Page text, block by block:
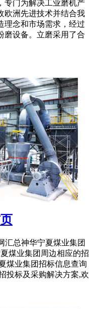
专门为解决工业磨机产
欧洲先进技术并结合我
理念和市场需求，经过
磨设备。立磨采用了合
汇总神华宁夏煤业集团
煤业集团周边相应的招
煤业集团招标信息查询
投标及采购解决方案,欢